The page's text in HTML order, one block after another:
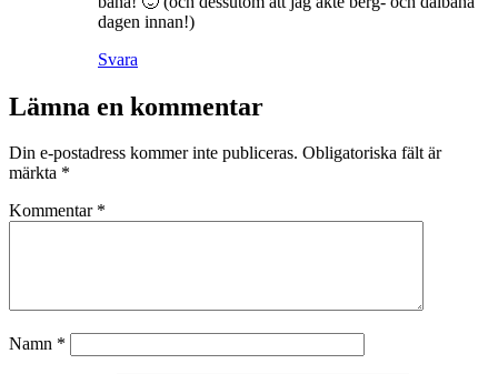
dagen innan!)
Svara
Lämna en kommentar
Din e-postadress kommer inte publiceras. Obligatoriska fält är
märkta *
Kommentar *
Namn *